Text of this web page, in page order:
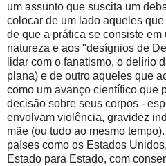
um assunto que suscita um
colocar de um lado aqueles
de que a prática se consiste em
natureza e aos "desígnios de
lidar com o fanatismo, o delírio
plana) e de outro aqueles que
como um avanço científico que
decisão sobre seus corpos -
envolvam violência, gravidez
mãe (ou tudo ao mesmo
países como os Estados
Estado para Estado, com